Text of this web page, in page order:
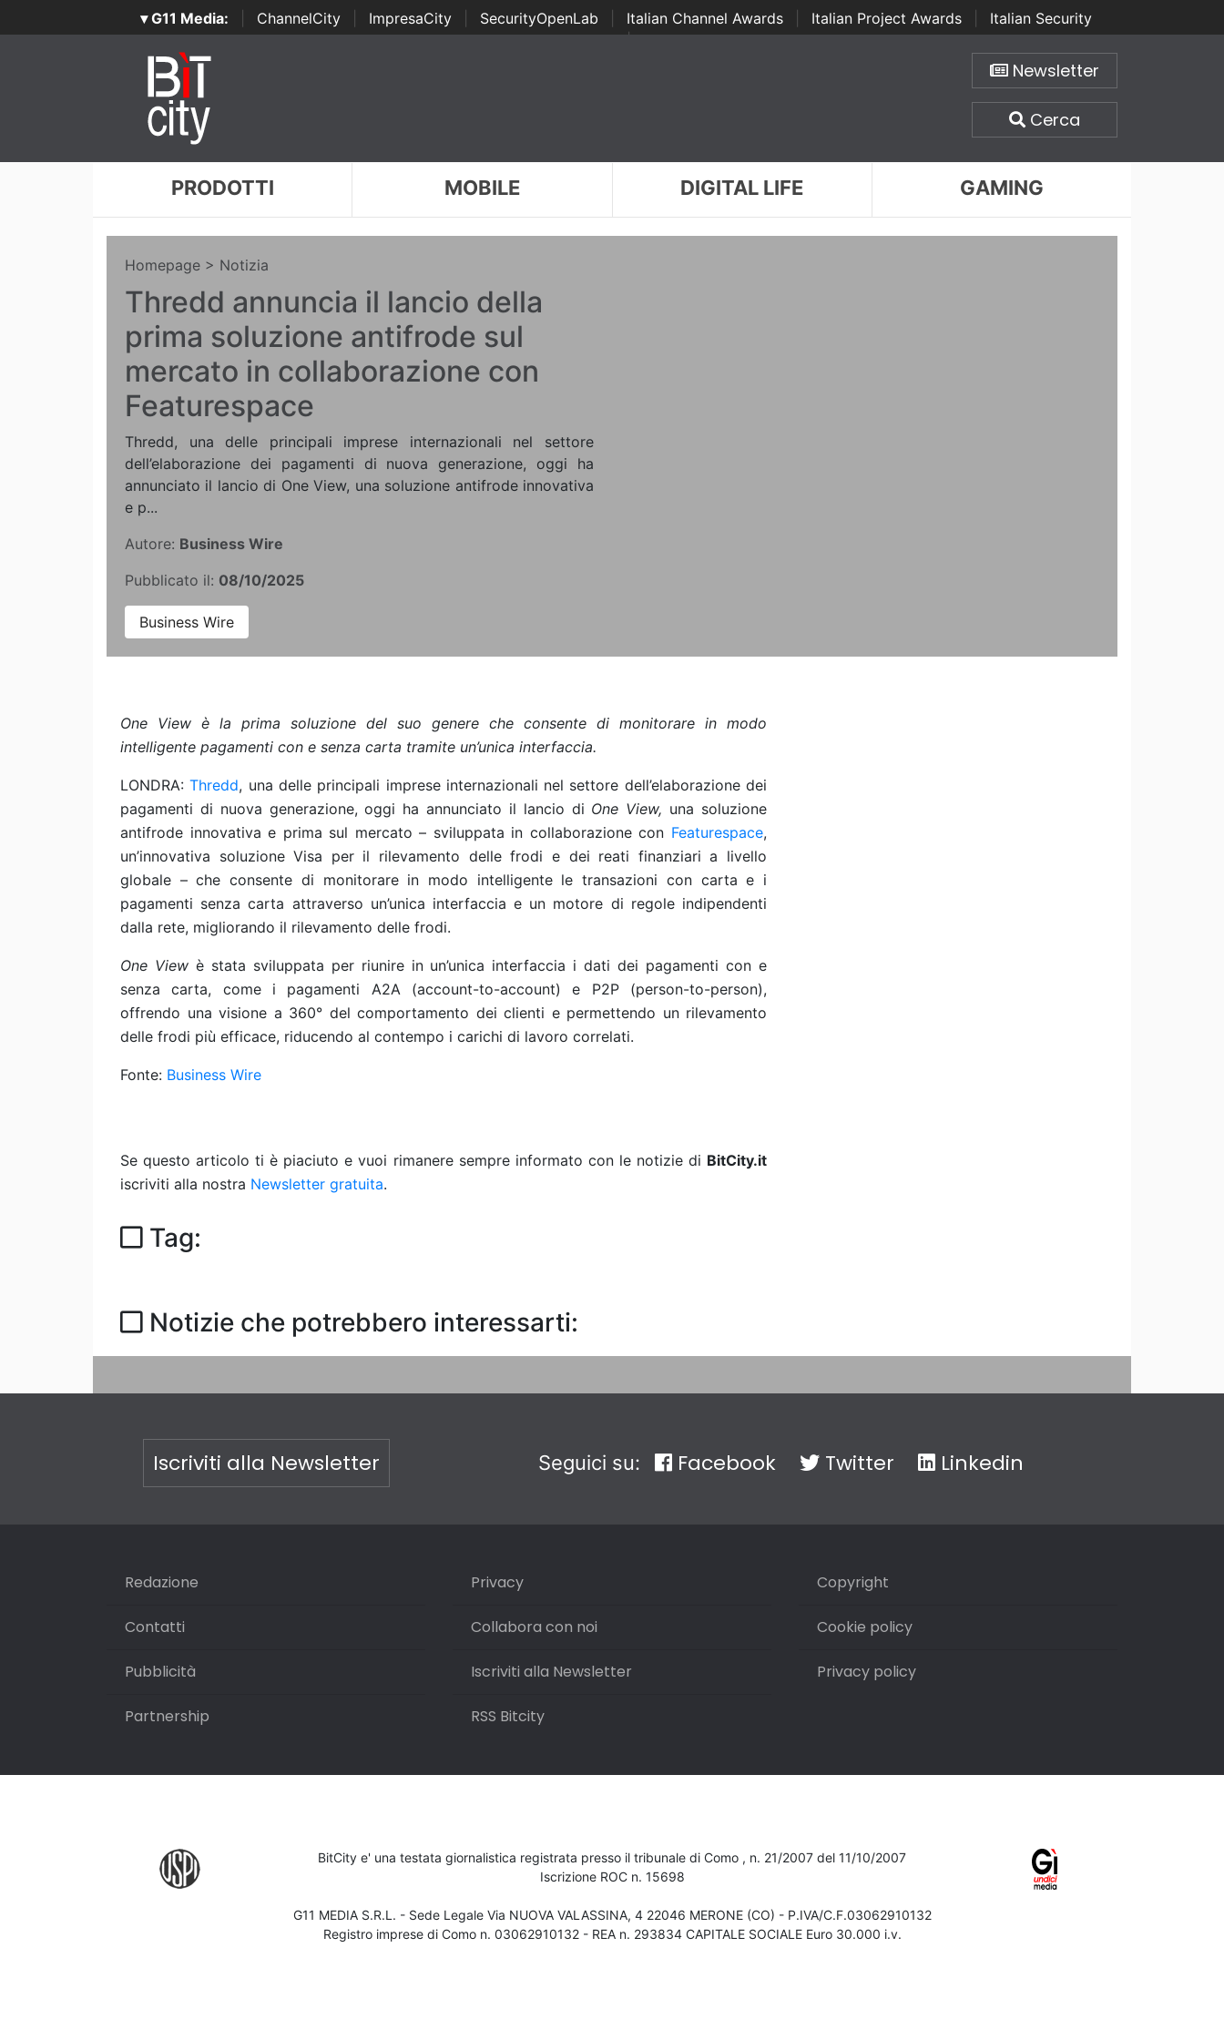
▾ G11 Media: ChannelCity ImpresaCity SecurityOpenLab Italian Channel Awards Italian Project Awards
Italian Security
Awards | ...
Newsletter
Cerca
PRODOTTI MOBILE DIGITAL LIFE GAMING
Homepage > Notizia
Thredd annuncia il lancio della
prima soluzione antifrode sul
mercato in collaborazione con
Featurespace
Thredd, una delle principali imprese internazionali nel settore
dell’elaborazione dei pagamenti di nuova generazione, oggi ha
annunciato il lancio di One View, una soluzione antifrode innovativa
e p...
Autore: Business Wire
Pubblicato il: 08/10/2025
Business Wire
One View è la prima soluzione del suo genere che consente di monitorare in modo
intelligente pagamenti con e senza carta tramite un’unica interfaccia.
LONDRA:Thredd, una delle principali imprese internazionali nel settore dell’elaborazione dei
pagamenti di nuova generazione, oggi ha annunciato il lancio di One View, una soluzione
antifrode innovativa e prima sul mercato – sviluppata in collaborazione con Featurespace,
un’innovativa soluzione Visa per il rilevamento delle frodi e dei reati finanziari a livello
globale – che consente di monitorare in modo intelligente le transazioni con carta e i
pagamenti senza carta attraverso un’unica interfaccia e un motore di regole indipendenti
dalla rete, migliorando il rilevamento delle frodi.
One Viewè stata sviluppata per riunire in un’unica interfaccia i dati dei pagamenti con e
senza carta, come i pagamenti A2A (account-to-account) e P2P (person-to-person),
offrendo una visione a 360° del comportamento dei clienti e permettendo un rilevamento
delle frodi più efficace, riducendo al contempo i carichi di lavoro correlati.
Fonte: Business Wire
Se questo articolo ti è piaciuto e vuoi rimanere sempre informato con le notizie di BitCity.it
iscriviti alla nostra Newsletter gratuita.
Tag:
Notizie che potrebbero interessarti:
Iscriviti alla Newsletter Seguici su: Facebook Twitter Linkedin
Redazione
Contatti
Pubblicità
Partnership
Privacy
Collabora con noi
Iscriviti alla Newsletter
RSS Bitcity
Copyright
Cookie policy
Privacy policy
BitCity e' una testata giornalistica registrata presso il tribunale di Como , n. 21/2007 del 11/10/2007
Iscrizione ROC n. 15698
G11 MEDIA S.R.L. - Sede Legale Via NUOVA VALASSINA, 4 22046 MERONE (CO) - P.IVA/C.F.03062910132
Registro imprese di Como n. 03062910132 - REA n. 293834 CAPITALE SOCIALE Euro 30.000 i.v.